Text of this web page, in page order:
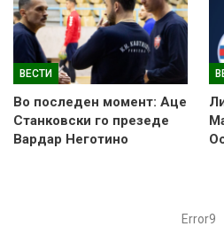
ВЕСТИ
Во последен момент: Аце
Станковски го презеде
Вардар Неготино
Error9